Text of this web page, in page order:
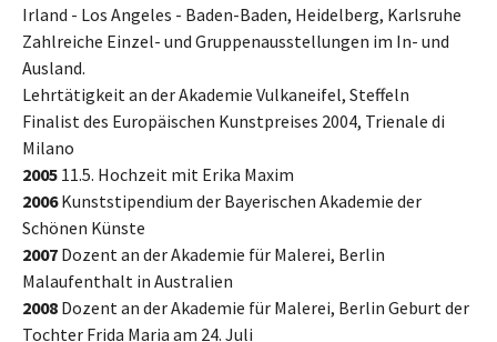
Irland - Los Angeles - Baden-Baden, Heidelberg, Karlsruhe
Zahlreiche Einzel- und Gruppenausstellungen im In- und
Ausland.
Lehrtätigkeit an der Akademie Vulkaneifel, Steffeln
Finalist des Europäischen Kunstpreises 2004, Trienale di
Milano
2005 11.5. Hochzeit mit Erika Maxim
2006Kunststipendium der Bayerischen Akademie der
Schönen Künste
2007 Dozent an der Akademie für Malerei, Berlin
Malaufenthalt in Australien
2008 Dozent an der Akademie für Malerei, Berlin Geburt der
Tochter Frida Maria am 24. Juli